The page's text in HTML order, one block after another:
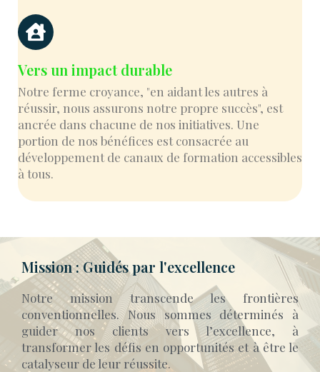
Vers un impact durable
Notre ferme croyance, "en aidant les autres à
réussir, nous assurons notre propre succès", est
ancrée dans chacune de nos initiatives. Une
portion de nos bénéfices est consacrée au
développement de canaux de formation accessibles
à tous.
Mission : Guidés par l'excellence
Notre mission transcende les frontières
conventionnelles. Nous sommes déterminés à
guider nos clients vers l’excellence, à
transformer les défis en opportunités et à être le
catalyseur de leur réussite.